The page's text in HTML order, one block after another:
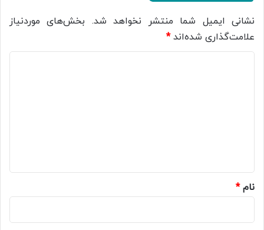
نشانی ایمیل شما منتشر نخواهد شد. بخش‌های موردنیاز
علامت‌گذاری شده‌اند*
نام*